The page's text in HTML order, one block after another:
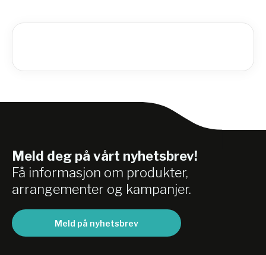
Meld deg på vårt nyhetsbrev!
Få informasjon om produkter,
arrangementer og kampanjer.
Meld på nyhetsbrev